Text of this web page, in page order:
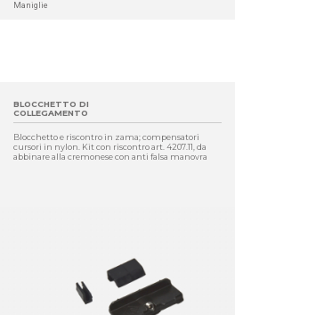
Maniglie
BLOCCHETTO DI
COLLEGAMENTO
Blocchetto e riscontro in zama; compensatori
cursori in nylon. Kit con riscontro art. 4207.11, da
abbinare alla cremonese con anti falsa manovra